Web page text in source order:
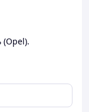
(Opel).